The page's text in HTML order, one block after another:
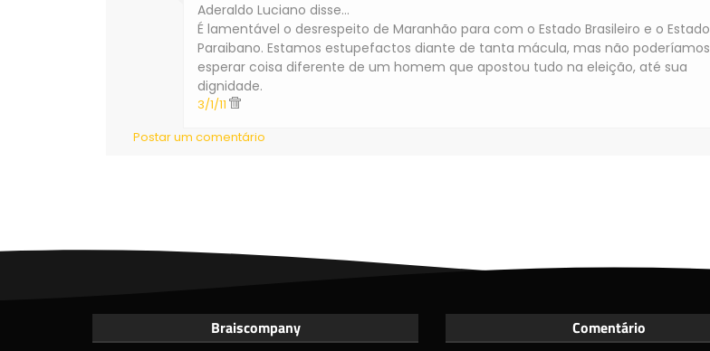
Aderaldo Luciano disse…
É lamentável o desrespeito de Maranhão para com o Estado Brasileiro e o Estado
Paraibano. Estamos estupefactos diante de tanta mácula, mas não poderíamos
esperar coisa diferente de um homem que apostou tudo na eleição, até sua
dignidade.
3/1/11
Postar um comentário
Braiscompany Comentário